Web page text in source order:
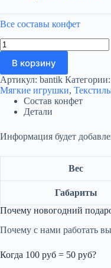
Все составы конфет
Количество
товара
БантикВ корзину
Артикул: bantik Категории:
Мягкие игрушки,
Состав конфет
Детали
Информация будет
Вес
Габариты
Почему новогодний
Почему с нами работать
Когда 100 руб = 50 руб?